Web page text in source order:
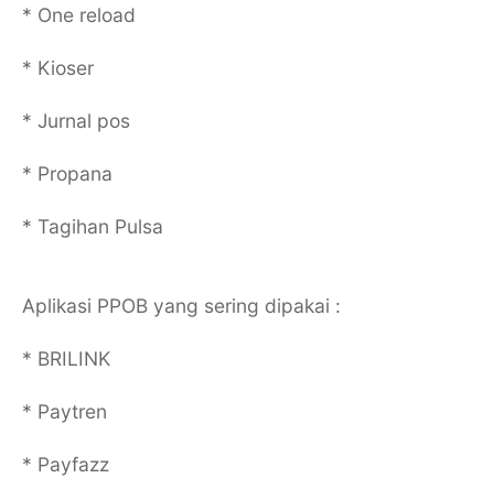
* One reload
* Kioser
* Jurnal pos
* Propana
* Tagihan Pulsa
Aplikasi PPOB yang sering dipakai :
* BRILINK
* Paytren
* Payfazz